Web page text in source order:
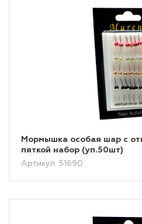
Мормышка особая шар с
пяткой набор (уп.50шт)
Артикул: 51690